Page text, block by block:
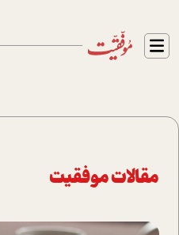
مقالات موفقیت